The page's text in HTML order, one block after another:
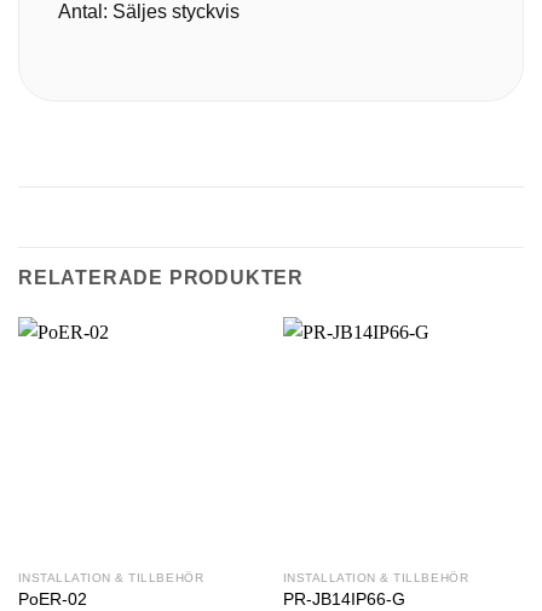
Antal: Säljes styckvis
RELATERADE PRODUKTER
INSTALLATION & TILLBEHÖR
PoER-02
INSTALLATION & TILLBEHÖR
PR-JB14IP66-G